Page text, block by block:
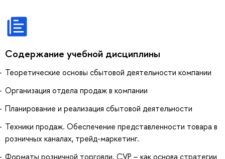
Содержание учебной дисциплины
Теоретические основы сбытовой деятельности компании
Организация отдела продаж в компании
Планирование и реализация сбытовой деятельности
Техники продаж. Обеспечение представленности товара в
розничных каналах, трейд-маркетинг.
Форматы розничной торговли. CVP – как основа стратегии